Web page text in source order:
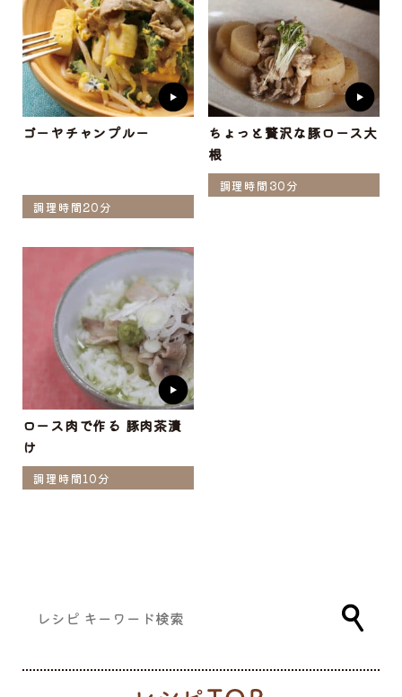
ゴーヤチャンプルー
調理時間20分
ちょっと贅沢な豚ロース大
根
調理時間30分
ロース肉で作る 豚肉茶漬
け
調理時間10分